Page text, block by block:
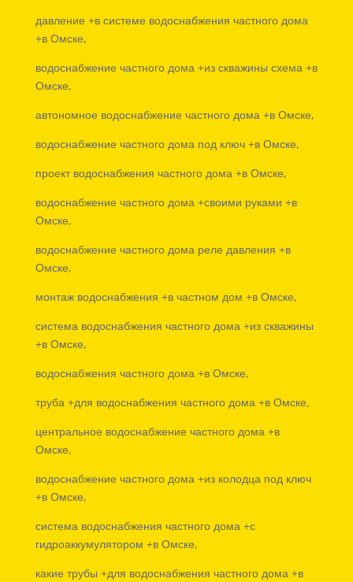
давление +в системе водоснабжения частного дома
+в Омске,
водоснабжение частного дома +из скважины схема +в
Омске,
автономное водоснабжение частного дома +в Омске,
водоснабжение частного дома под ключ +в Омске,
проект водоснабжения частного дома +в Омске,
водоснабжение частного дома +своими руками +в
Омске,
водоснабжение частного дома реле давления +в
Омске,
монтаж водоснабжения +в частном дом +в Омске,
система водоснабжения частного дома +из скважины
+в Омске,
водоснабжения частного дома +в Омске,
труба +для водоснабжения частного дома +в Омске,
центральное водоснабжение частного дома +в
Омске,
водоснабжение частного дома +из колодца под ключ
+в Омске,
система водоснабжения частного дома +с
гидроаккумулятором +в Омске,
какие трубы +для водоснабжения частного дома +в